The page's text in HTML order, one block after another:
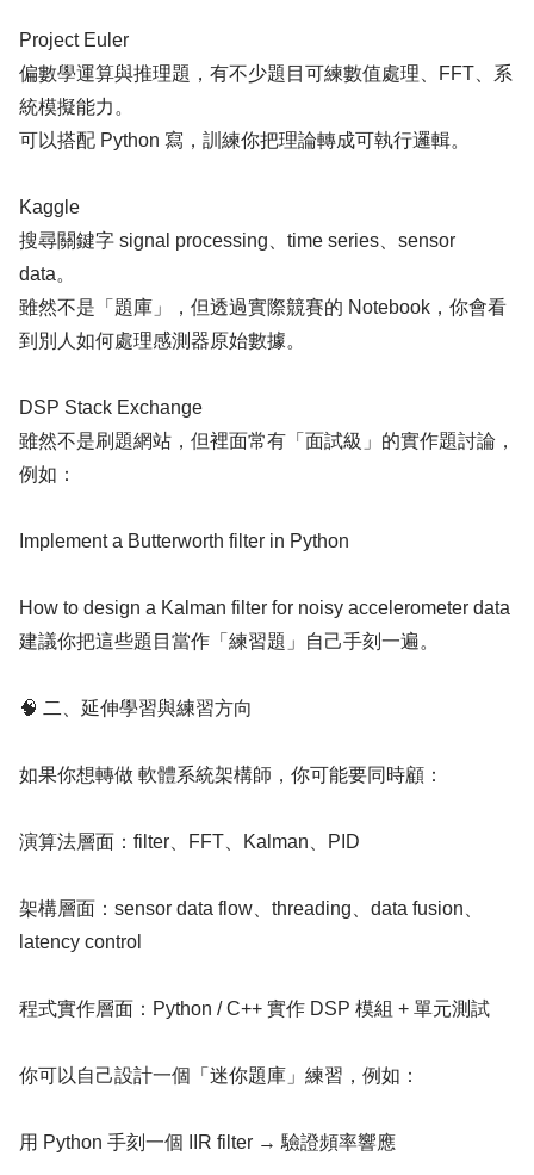
Project Euler
偏數學運算與推理題，有不少題目可練數值處理、FFT、系
統模擬能力。
可以搭配 Python 寫，訓練你把理論轉成可執行邏輯。
Kaggle
搜尋關鍵字 signal processing、time series、sensor
data。
雖然不是「題庫」，但透過實際競賽的 Notebook，你會看
到別人如何處理感測器原始數據。
DSP Stack Exchange
雖然不是刷題網站，但裡面常有「面試級」的實作題討論，
例如：
Implement a Butterworth filter in Python
How to design a Kalman filter for noisy accelerometer data
建議你把這些題目當作「練習題」自己手刻一遍。
🧠 二、延伸學習與練習方向
如果你想轉做 軟體系統架構師，你可能要同時顧：
演算法層面：filter、FFT、Kalman、PID
架構層面：sensor data flow、threading、data fusion、
latency control
程式實作層面：Python / C++ 實作 DSP 模組 + 單元測試
你可以自己設計一個「迷你題庫」練習，例如：
用 Python 手刻一個 IIR filter → 驗證頻率響應